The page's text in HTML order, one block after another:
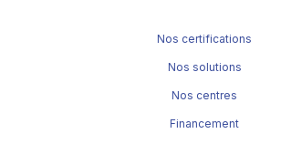
Nos certifications
Nos solutions
Nos centres
Financement